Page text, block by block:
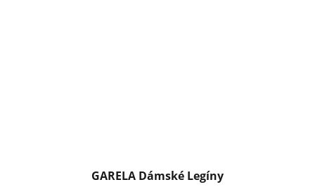
GARELA Dámské Legíny